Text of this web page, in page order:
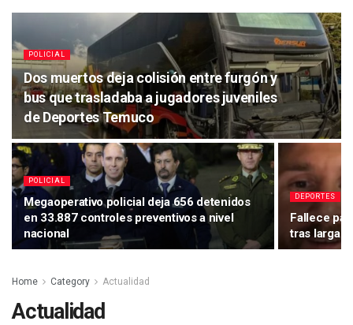
POLICIAL
Dos muertos deja colisión entre furgón y
bus que trasladaba a jugadores juveniles
de Deportes Temuco
POLICIAL
Megaoperativo policial deja 656 detenidos
en 33.887 controles preventivos a nivel
nacional
DEPORTES
Fallece
tras larga
Home Category Actualidad
Actualidad